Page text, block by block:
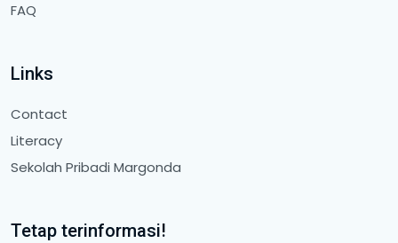
FAQ
Links
Contact
Literacy
Sekolah Pribadi Margonda
Tetap terinformasi!